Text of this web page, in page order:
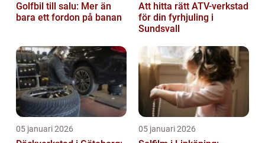
Golfbil till salu: Mer än
bara ett fordon på banan
Att hitta rätt ATV-verkstad
för din fyrhjuling i
Sundsvall
05 januari 2026 05 januari 2026